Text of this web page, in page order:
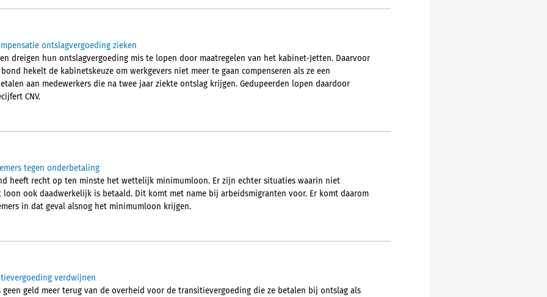
ontslagvergoeding zieken
dreigen hun ontslagvergoeding mis te lopen door maatregelen van het kabinet-Jetten. Daarvoor
hekelt de kabinetskeuze om werkgevers niet meer te gaan compenseren als ze een
aan medewerkers die na twee jaar ziekte ontslag krijgen. Gedupeerden lopen daardoor
CNV.
tegen onderbetaling
heeft recht op ten minste het wettelijk minimumloon. Er zijn echter situaties waarin niet
ook daadwerkelijk is betaald. Dit komt met name bij arbeidsmigranten voor. Er komt daarom
in dat geval alsnog het minimumloon krijgen.
verdwijnen
geen geld meer terug van de overheid voor de transitievergoeding die ze betalen bij ontslag als